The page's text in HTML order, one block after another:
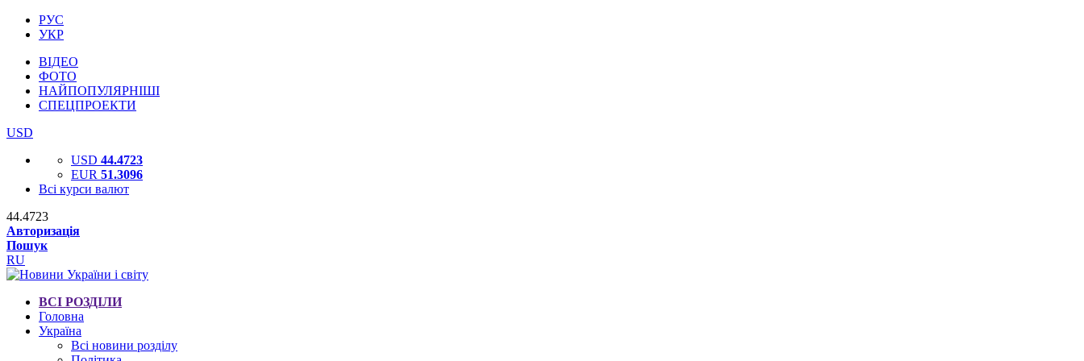
РУС
УКР
ВІДЕО
ФОТО
НАЙПОПУЛЯРНІШІ
СПЕЦПРОЕКТИ
USD
USD 44.4723
EUR 51.3096
Всі курси валют
44.4723
Авторизація
Пошук
RU
ВСІ РОЗДІЛИ
Головна
Україна
Всі новини розділу